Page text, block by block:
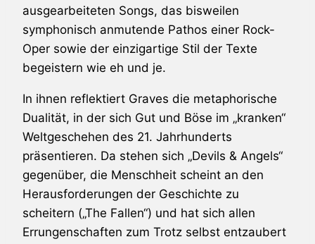
ausgearbeiteten Songs, das bisweilen
symphonisch anmutende Pathos einer Rock-
Oper sowie der einzigartige Stil der Texte
begeistern wie eh und je.
In ihnen reflektiert Graves die metaphorische
Dualität, in der sich Gut und Böse im „kranken“
Weltgeschehen des 21. Jahrhunderts
präsentieren. Da stehen sich „Devils & Angels“
gegenüber, die Menschheit scheint an den
Herausforderungen der Geschichte zu
scheitern („The Fallen“) und hat sich allen
Errungenschaften zum Trotz selbst entzaubert